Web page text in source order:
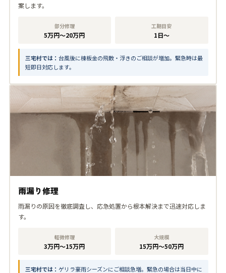
案します。
部分修理
5万円〜20万円
工期目安
1日〜
三宅村では： 台風後に棟板金の飛散・浮きのご相談が増加。緊急時は最
短即日対応します。
雨漏り修理
雨漏りの原因を徹底調査し、応急処置から根本解決まで迅速対応しま
す。
軽微修理
3万円〜15万円
大規模
15万円〜50万円
三宅村では： ゲリラ豪雨シーズンにご相談急増。緊急の場合は当日中に